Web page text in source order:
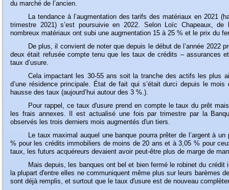
du marché de l’ancien.
Latendance à l’augmentation des tarifs des matériaux en 2021
trimestre 2021) s’est poursuivie en 2022. Selon Loïc Chapeaux,
nombreux matériaux ont subi une augmentation 15 à 25 % et le prix du
De plus, il convient de noter que depuis le début de l’année 2022
deux était refusée compte tenu que les taux de crédits – assurances
taux d’usure.
Celaimpactant les 30-55 ans soit la tranche des actifs les plus
d’une résidence principale. État de fait qui s’était durci depuis le mois
hausse des taux (aujourd’hui autour des 3 %.).
Pourrappel, ce taux d'usure prend en compte le taux du prêt
les frais annexes. Il est actualisé une fois par trimestre par la
observés les trois derniers mois augmentés d'un tiers.
Le taux maximal auquel une banque pourra prêter de l’argent à
% pour les crédits immobiliers de moins de 20 ans et à 3,05 % pour
taux, les futurs acquéreurs devaient avoir peut-être plus de marge de
Mais depuis, les banques ont bel et bien fermé le robinet du crédit
la plupart d'entre elles ne communiquent même plus sur leurs barèmes
sont déjà remplis, et surtout que le taux d'usure est de nouveau